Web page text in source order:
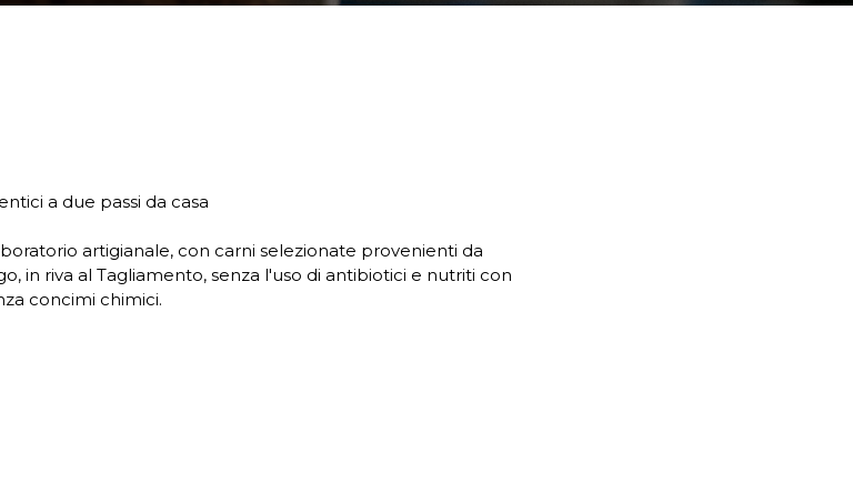
a due passi da casa
artigianale, con carni selezionate provenienti da
in riva al Tagliamento, senza l'uso di antibiotici e nutriti con
concimi chimici.